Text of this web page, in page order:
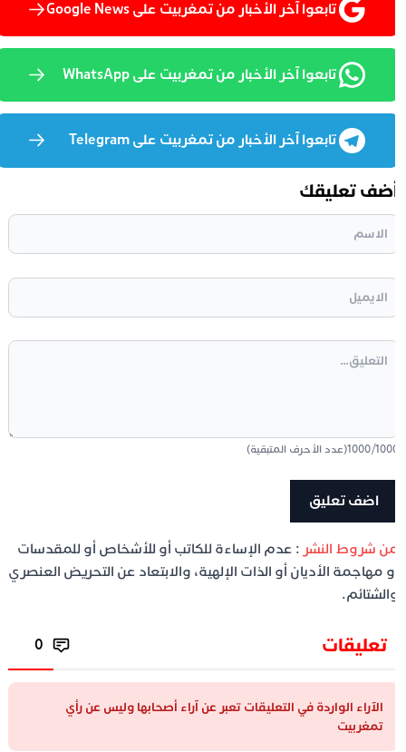
تابعوا آخر الأخبار من تمغربيت على Google News
تابعوا آخر الأخبار من تمغربيت على WhatsApp
تابعوا آخر الأخبار من تمغربيت على Telegram
تعليقك
/
1000(عدد الأحرف المتبقية)
شروط النشر: عدم الإساءة للكاتب أو للأشخاص أو للمقدسات
مهاجمة الأديان أو الذات الإلهية، والابتعاد عن التحريض العنصري
تعليقات 0
الآراء الواردة في التعليقات تعبر عن آراء أصحابها وليس عن رأي
تمغربيت